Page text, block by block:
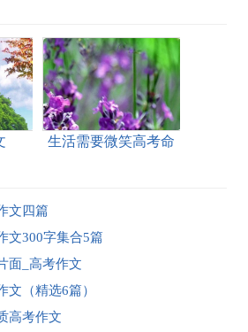
生活需要微笑高考命
文四篇
文300字集合5篇
面_高考作文
文（精选6篇）
高考作文